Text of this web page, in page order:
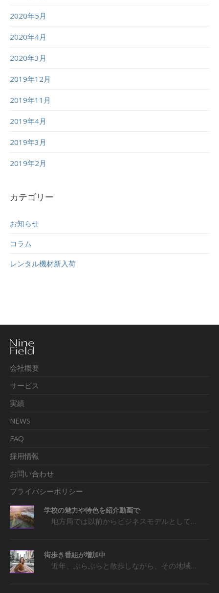
2020年5月
2020年4月
2020年3月
2019年12月
2019年11月
2019年4月
2019年3月
2019年2月
カテゴリー
お知らせ
コラム
レンタル機材新入荷
会社概要
サービス
実績
NEWS
FAQ
採用情報
お問い合わせ
プライバシーポリシー
学校の魅力や特色を紹介動画で
地方局では以前からビジネスモデルとして…
街歩き番組が増加中
近年、ぶらぶらと散歩しながら、その地域…